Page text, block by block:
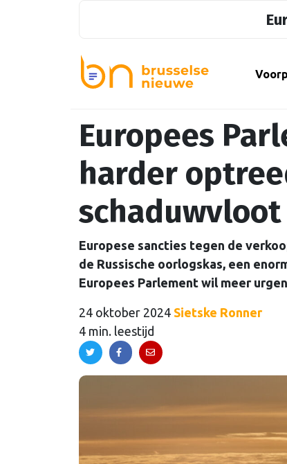
Europees
harder
schaduwvloot
Europese sancties tegen de
de Russische oorlogskas, een
Europees Parlement wil meer
24 oktober 2024 Sietske Ronner
4 min. leestijd